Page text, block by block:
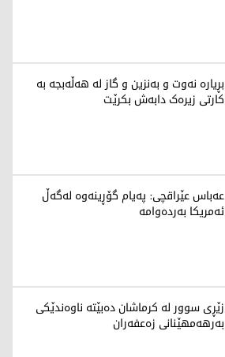
بڕیارە نەوت و بەنزین و گاز لە هەڵەبجە بە
کارتی زیرەک دابەش بکرێت
عەباس عێراقچی: پەیام گۆڕینەوە لەگەڵ
ئەمریکا بەردەوامە
زێڕی سوور لە کرماشان دەبێتە ناوەندێکی
بەرهەمهێنانی زەعفەران